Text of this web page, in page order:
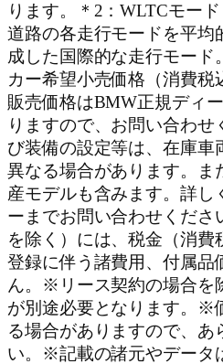
ります。＊2：WLTCモー
道路の各走行モードを平均
成した国際的な走行モー
カー希望小売価格（消費税
販売価格はBMW正規ディ
りますので、お問い合わ
び装備の設定等は、在庫車
異なる場合があります。ま
産モデルも含みます。詳し
ーまでお問い合わせくだ
を除く）には、税金（消費
登録に伴う諸費用、付属品
ん。※リース契約の場合を
が別途必要となります。※
る場合がありますので、あ
い。※記載の諸元やデータ